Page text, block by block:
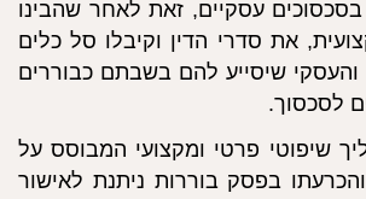
עסקיים, זאת לאחר שהבינו
את סדרי הדין וקיבלו סל כלים
שיסייע להם בשבתם כבוררים
לסכסוך.
שיפוטי פרטי ומקצועי המבוסס על
בפסק בוררות ניתנת לאישור